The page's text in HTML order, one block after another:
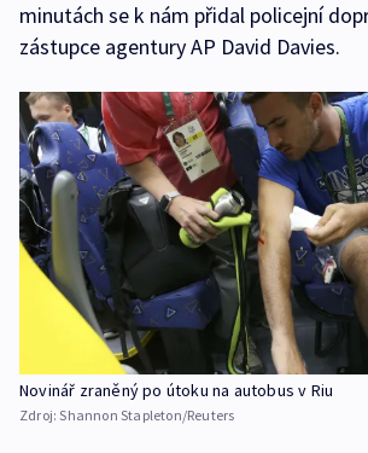
minutách se k nám přidal policejní
zástupce agentury AP David Davies.
Novinář zraněný po útoku na autobus v Riu
Zdroj:Shannon Stapleton/Reuters